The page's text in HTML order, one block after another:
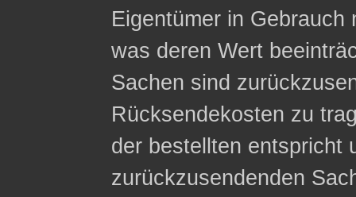
Eigentümer in
was deren Wert
Sachen sind
Rücksendekosten zu
der bestellten entspricht
zurückzusendenden